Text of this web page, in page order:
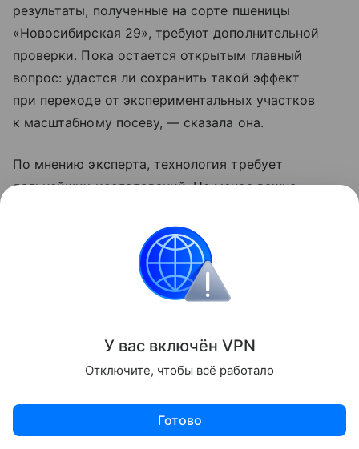
результаты, полученные на сорте пшеницы
«Новосибирская 29», требуют дополнительной
проверки. Пока остается открытым главный
вопрос: удастся ли сохранить такой эффект
при переходе от экспериментальных участков
к масштабному посеву, — сказала она.
По мнению эксперта, технология требует
дальнейших исследований. Не менее важно
нужно выяснить, какими должны быть
производственные установки, чтобы
их применение в агросекторе было рентабельным.
Еще одной задачей станет создание
в промышленных масштабах.
Поделиться
У вас включён VPN
Отключите, чтобы всё работало
Готово